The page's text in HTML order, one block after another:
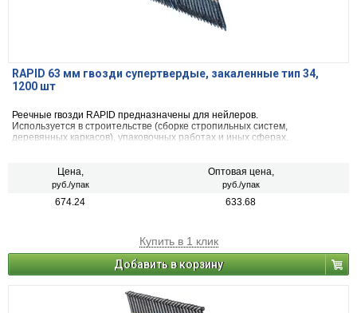
RAPID 63 мм гвозди супертвердые, закаленные тип 34,
1200 шт
Реечные гвозди RAPID предназначены для нейлеров.
Используется в строительстве (сборке стропильных систем,
деревянных каркасов), упаковочных работах и иных сферах.
Цена,
руб./упак
Оптовая цена,
руб./упак
674.24 633.68
Купить в 1 клик
Добавить в корзину